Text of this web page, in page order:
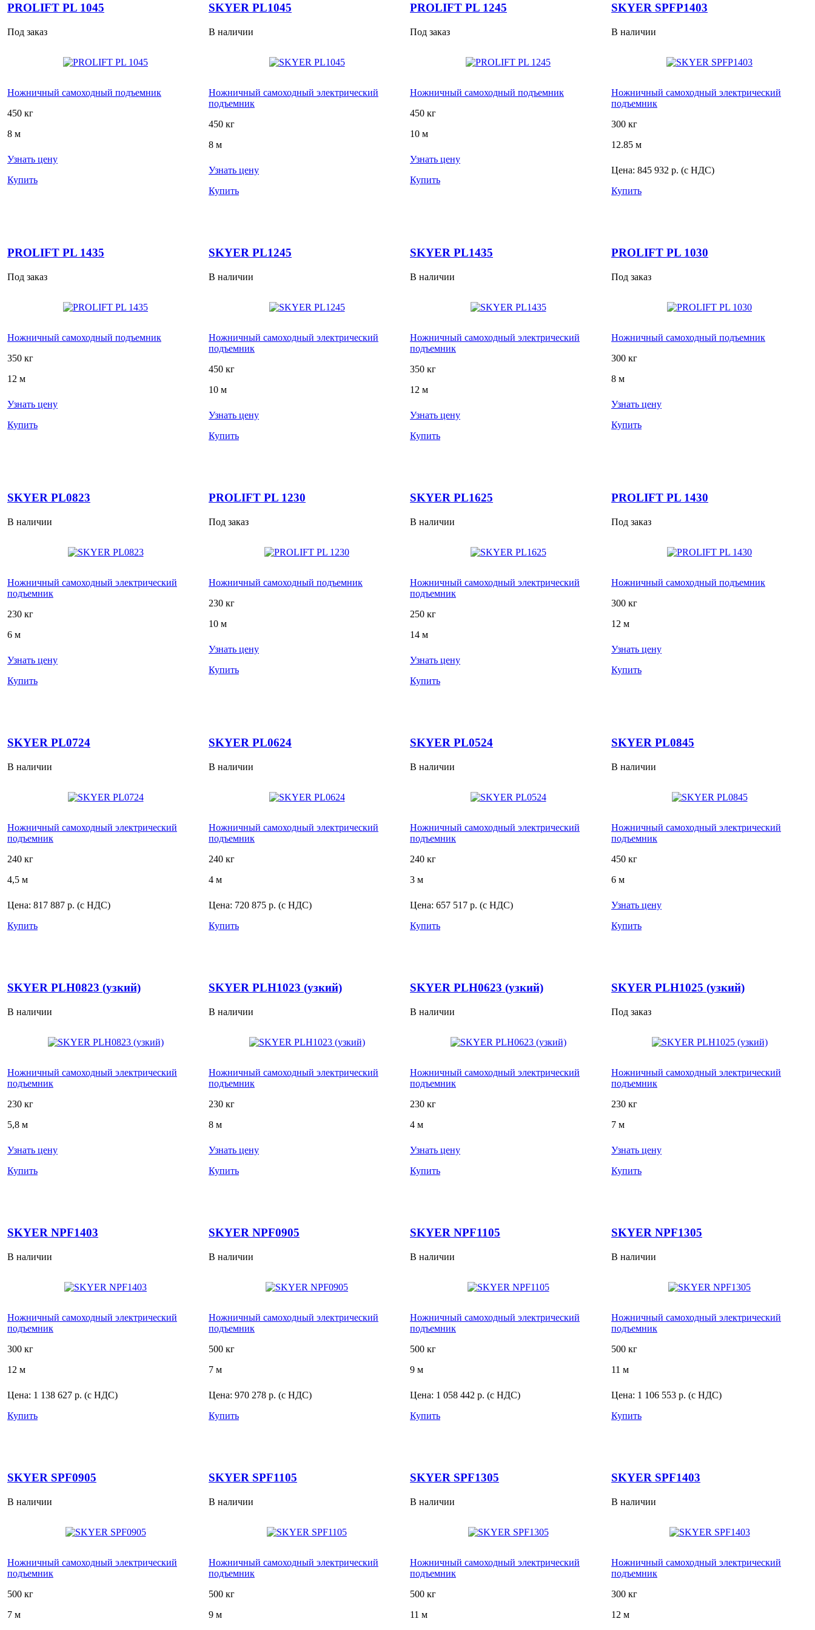
PROLIFT PL 1045
Под заказ
Ножничный самоходный подъемник
450 кг
8 м
Узнать цену
Купить
SKYER PL1045
В наличии
Ножничный самоходный электрический
подъемник
450 кг
8 м
Узнать цену
Купить
PROLIFT PL 1245
Под заказ
Ножничный самоходный подъемник
450 кг
10 м
Узнать цену
Купить
SKYER SPFP1403
В наличии
Ножничный самоходный электрический
подъемник
300 кг
12.85 м
Цена: 845 932 р. (с НДС)
Купить
PROLIFT PL 1435
Под заказ
Ножничный самоходный подъемник
350 кг
12 м
Узнать цену
Купить
SKYER PL1245
В наличии
Ножничный самоходный электрический
подъемник
450 кг
10 м
Узнать цену
Купить
SKYER PL1435
В наличии
Ножничный самоходный электрический
подъемник
350 кг
12 м
Узнать цену
Купить
PROLIFT PL 1030
Под заказ
Ножничный самоходный подъемник
300 кг
8 м
Узнать цену
Купить
SKYER PL0823
В наличии
Ножничный самоходный электрический
подъемник
230 кг
6 м
Узнать цену
Купить
PROLIFT PL 1230
Под заказ
Ножничный самоходный подъемник
230 кг
10 м
Узнать цену
Купить
SKYER PL1625
В наличии
Ножничный самоходный электрический
подъемник
250 кг
14 м
Узнать цену
Купить
PROLIFT PL 1430
Под заказ
Ножничный самоходный подъемник
300 кг
12 м
Узнать цену
Купить
SKYER PL0724
В наличии
Ножничный самоходный электрический
подъемник
240 кг
4,5 м
Цена: 817 887 р. (с НДС)
Купить
SKYER PL0624
В наличии
Ножничный самоходный электрический
подъемник
240 кг
4 м
Цена: 720 875 р. (с НДС)
Купить
SKYER PL0524
В наличии
Ножничный самоходный электрический
подъемник
240 кг
3 м
Цена: 657 517 р. (с НДС)
Купить
SKYER PL0845
В наличии
Ножничный самоходный электрический
подъемник
450 кг
6 м
Узнать цену
Купить
SKYER PLH0823 (узкий)
В наличии
Ножничный самоходный электрический
подъемник
230 кг
5,8 м
Узнать цену
Купить
SKYER PLH1023 (узкий)
В наличии
Ножничный самоходный электрический
подъемник
230 кг
8 м
Узнать цену
Купить
SKYER PLH0623 (узкий)
В наличии
Ножничный самоходный электрический
подъемник
230 кг
4 м
Узнать цену
Купить
SKYER PLH1025 (узкий)
Под заказ
Ножничный самоходный электрический
подъемник
230 кг
7 м
Узнать цену
Купить
SKYER NPF1403
В наличии
Ножничный самоходный электрический
подъемник
300 кг
12 м
Цена: 1 138 627 р. (с НДС)
Купить
SKYER NPF0905
В наличии
Ножничный самоходный электрический
подъемник
500 кг
7 м
Цена: 970 278 р. (с НДС)
Купить
SKYER NPF1105
В наличии
Ножничный самоходный электрический
подъемник
500 кг
9 м
Цена: 1 058 442 р. (с НДС)
Купить
SKYER NPF1305
В наличии
Ножничный самоходный электрический
подъемник
500 кг
11 м
Цена: 1 106 553 р. (с НДС)
Купить
SKYER SPF0905
В наличии
Ножничный самоходный электрический
подъемник
500 кг
7 м
SKYER SPF1105
В наличии
Ножничный самоходный электрический
подъемник
500 кг
9 м
SKYER SPF1305
В наличии
Ножничный самоходный электрический
подъемник
500 кг
11 м
SKYER SPF1403
В наличии
Ножничный самоходный электрический
подъемник
300 кг
12 м